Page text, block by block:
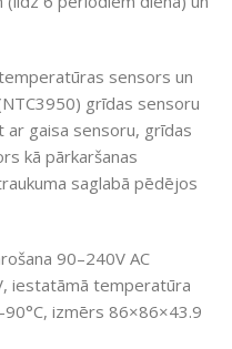
sensors un
grīdas sensoru
gaisa sensoru, grīdas
kā pārkaršanas
saglabā pēdējos
90–240V AC
iestatāmā temperatūra
izmērs 86×86×43.9